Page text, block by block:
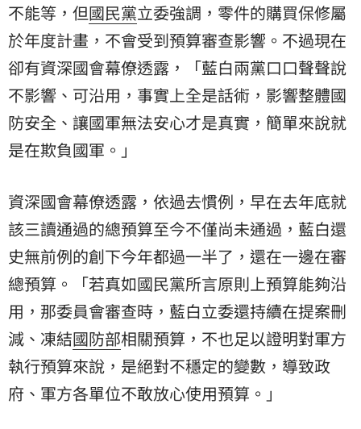
不能等，但國民黨立委強調，零件的購買保修屬
於年度計畫，不會受到預算審查影響。不過現在
卻有資深國會幕僚透露，「藍白兩黨口口聲聲說
不影響、可沿用，事實上全是話術，影響整體國
防安全、讓國軍無法安心才是真實，簡單來說就
是在欺負國軍。」
資深國會幕僚透露，依過去慣例，早在去年底就
該三讀通過的總預算至今不僅尚未通過，藍白還
史無前例的創下今年都過一半了，還在一邊在審
總預算。「若真如國民黨所言原則上預算能夠沿
用，那委員會審查時，藍白立委還持續在提案刪
減、凍結國防部相關預算，不也足以證明對軍方
執行預算來說，是絕對不穩定的變數，導致政
府、軍方各單位不敢放心使用預算。」